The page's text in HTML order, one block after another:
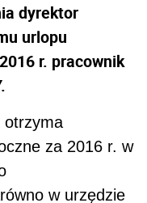
dyrektor
urlopu
r. pracownik
otrzyma
za 2016 r. w
w urzędzie